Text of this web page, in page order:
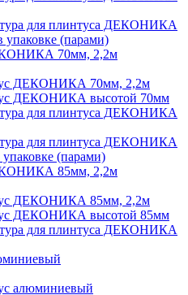
для плинтуса ДЕКОНИКА
упаковке (парами)
70мм, 2,2м
ДЕКОНИКА 70мм, 2,2м
ДЕКОНИКА высотой 70мм
для плинтуса ДЕКОНИКА
для плинтуса ДЕКОНИКА
(парами)
85мм, 2,2м
ДЕКОНИКА 85мм, 2,2м
ДЕКОНИКА высотой 85мм
для плинтуса ДЕКОНИКА
алюминиевый